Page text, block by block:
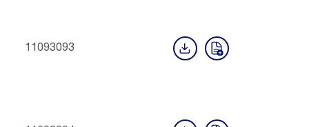
11093093